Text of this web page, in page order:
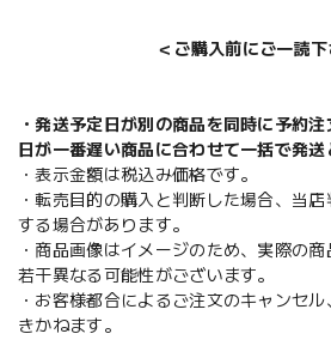
＜ご購入前にご一読下
・発送予定日が別の商品を同時に予約
日が一番遅い商品に合わせて一括で発送
・表示金額は税込み価格です。
・転売目的の購入と判断した場合、当
する場合があります。
・商品画像はイメージのため、実際の
若干異なる可能性がございます。
・お客様都合によるご注文のキャンセ
きかねます。